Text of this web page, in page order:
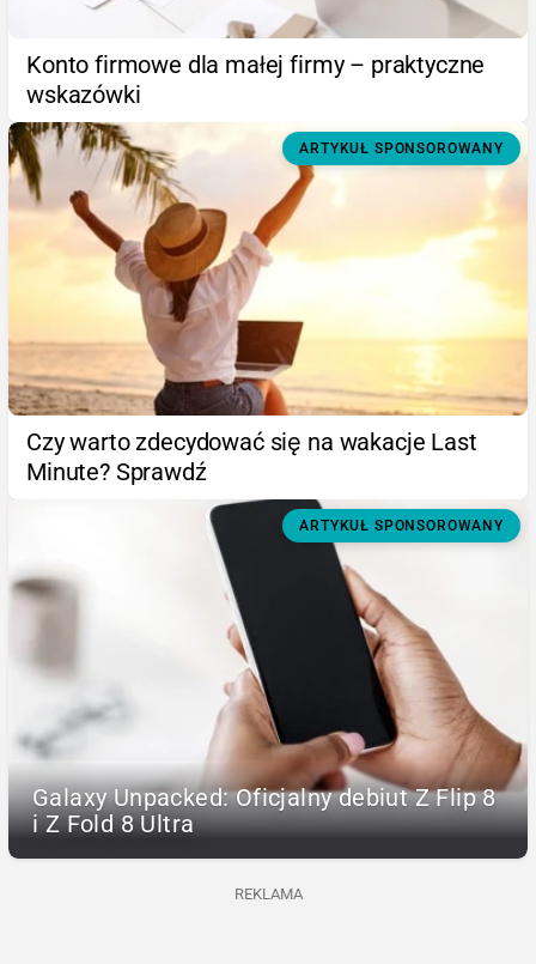
Konto firmowe dla małej firmy – praktyczne
wskazówki
ARTYKUŁ SPONSOROWANY
Czy warto zdecydować się na wakacje Last
Minute? Sprawdź
ARTYKUŁ SPONSOROWANY
Galaxy Unpacked: Oficjalny debiut Z Flip 8
i Z Fold 8 Ultra
REKLAMA